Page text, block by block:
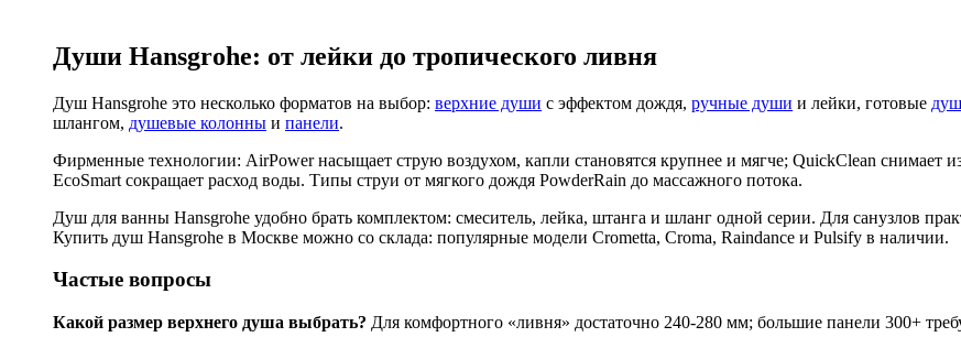
Души Hansgrohe: от лейки до тропического ливня
Душ Hansgrohe это несколько форматов на выбор: верхние души с эффектом дождя, ручные души и лейки, готовые
шлангом, душевые колонны и панели.
Фирменные технологии: AirPower насыщает струю воздухом, капли становятся крупнее и мягче; QuickClean снимает
EcoSmart сокращает расход воды. Типы струи от мягкого дождя PowderRain до массажного потока.
Душ для ванны Hansgrohe удобно брать комплектом: смеситель, лейка, штанга и шланг одной серии. Для санузлов
Купить душ Hansgrohe в Москве можно со склада: популярные модели Crometta, Croma, Raindance и Pulsify в наличии.
Частые вопросы
Какой размер верхнего душа выбрать? Для комфортного «ливня» достаточно 240-280 мм; большие панели 300+